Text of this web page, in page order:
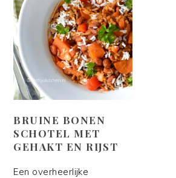
BRUINE BONEN
SCHOTEL MET
GEHAKT EN RIJST
Een overheerlijke